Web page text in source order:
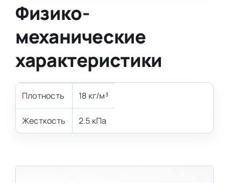
Физико-
механические
характеристики
Плотность 18 кг/м³
Жесткость 2.5 кПа